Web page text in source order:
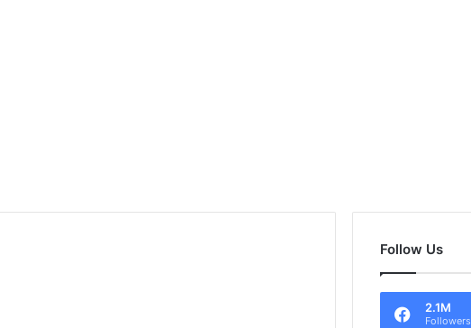
Follow Us
2.1M
Followers